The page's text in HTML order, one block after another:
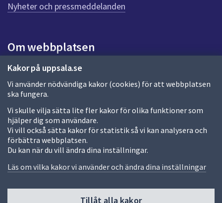
Kakor på uppsala.se
Vi använder nödvändiga kakor (cookies) för att webbplatsen
ska fungera.
Vi skulle vilja sätta lite fler kakor för olika funktioner som
hjälper dig som användare.
Vi vill också sätta kakor för statistik så vi kan analysera och
förbättra webbplatsen.
Du kan när du vill ändra dina inställningar.
Läs om vilka kakor vi använder och ändra dina inställningar
Tillåt alla kakor
Nyheter och pressmeddelanden
Om webbplatsen
Om webbplatsen
Allmänna handlingar och diarium
Behandling av personuppgifter
Kakor
Språk (other languages)
Tillgänglighetsredogörelse